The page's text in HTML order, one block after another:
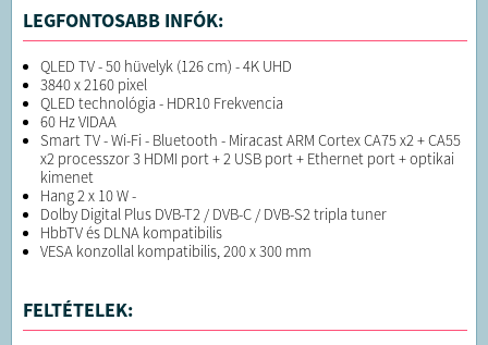
LEGFONTOSABB INFÓK:
QLED TV - 50 hüvelyk (126 cm) - 4K UHD
3840 x 2160 pixel
QLED technológia - HDR10 Frekvencia
60 Hz VIDAA
Smart TV - Wi-Fi - Bluetooth - Miracast ARM Cortex CA75 x2 + CA55
x2 processzor 3 HDMI port + 2 USB port + Ethernet port + optikai
kimenet
Hang 2 x 10 W -
Dolby Digital Plus DVB-T2 / DVB-C / DVB-S2 tripla tuner
HbbTV és DLNA kompatibilis
VESA konzollal kompatibilis, 200 x 300 mm
FELTÉTELEK: